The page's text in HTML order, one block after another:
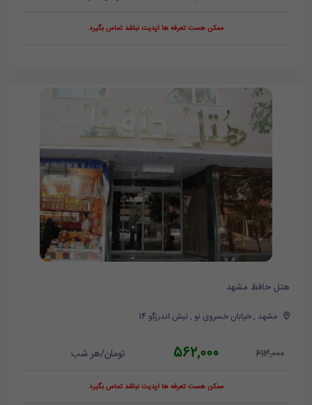
ممکن هست تعرفه ها آپدیت نباشد تماس بگیرد
هتل حافظ مشهد
مشهد , خیابان خسروی نو , نبش اندرزگو 14
613,000
562,000 تومان/هر شب
ممکن هست تعرفه ها آپدیت نباشد تماس بگیرد